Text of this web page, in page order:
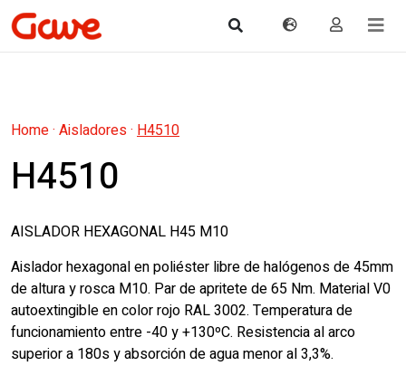
Home· Aisladores· H4510
H4510
AISLADOR HEXAGONAL H45 M10
Aislador hexagonal en poliéster libre de halógenos de 45mm
de altura y rosca M10. Par de apritete de 65 Nm. Material V0
autoextingible en color rojo RAL 3002. Temperatura de
funcionamiento entre -40 y +130ºC. Resistencia al arco
superior a 180s y absorción de agua menor al 3,3%.